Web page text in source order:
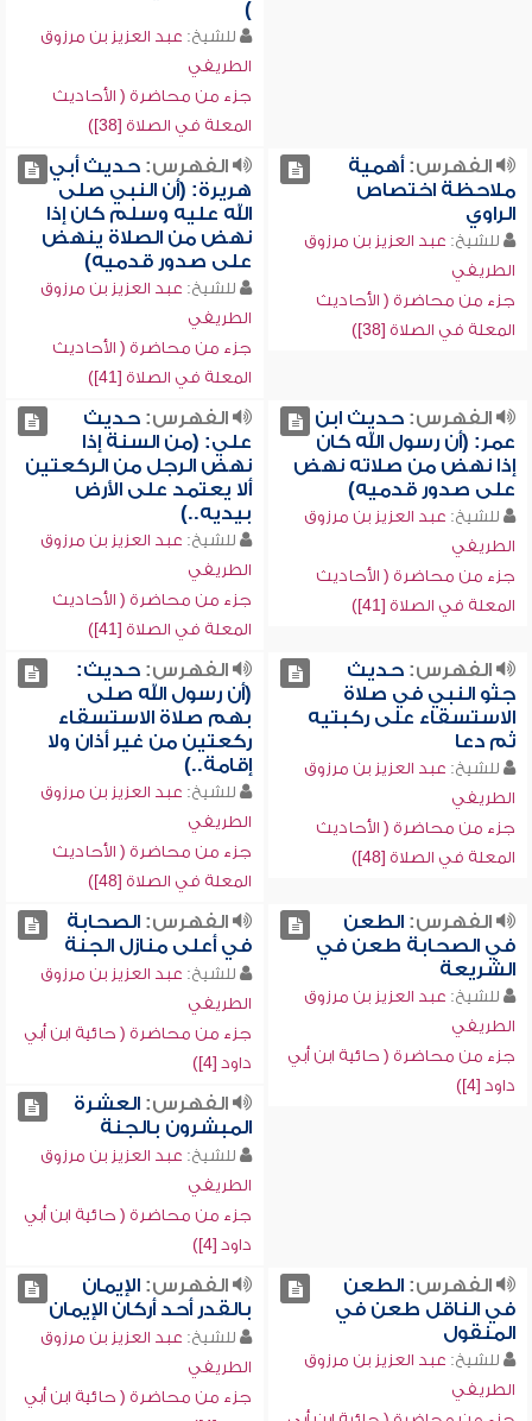
)
للشيخ: عبد العزيز بن مرزوق
الطريفي
جزء من محاضرة ( الأحاديث
المعلة في الصلاة [38])
الفهرس:أهمية
ملاحظة اختصاص
الراوي
للشيخ: عبد العزيز بن مرزوق
الطريفي
جزء من محاضرة ( الأحاديث
المعلة في الصلاة [38])
الفهرس:حديث أبي
هريرة: (أن النبي صلى
الله عليه وسلم كان إذا
نهض من الصلاة ينهض
على صدور قدميه)
للشيخ: عبد العزيز بن مرزوق
الطريفي
جزء من محاضرة ( الأحاديث
المعلة في الصلاة [41])
الفهرس:حديث ابن
عمر: (أن رسول الله كان
إذا نهض من صلاته نهض
على صدور قدميه)
للشيخ: عبد العزيز بن مرزوق
الطريفي
جزء من محاضرة ( الأحاديث
المعلة في الصلاة [41])
الفهرس:حديث
علي: (من السنة إذا
نهض الرجل من الركعتين
ألا يعتمد على الأرض
بيديه..)
للشيخ: عبد العزيز بن مرزوق
الطريفي
جزء من محاضرة ( الأحاديث
المعلة في الصلاة [41])
الفهرس:حديث
جثو النبي في صلاة
الاستسقاء على ركبتيه
ثم دعا
للشيخ: عبد العزيز بن مرزوق
الطريفي
جزء من محاضرة ( الأحاديث
المعلة في الصلاة [48])
الفهرس:حديث:
(أن رسول الله صلى
بهم صلاة الاستسقاء
ركعتين من غير أذان ولا
إقامة..)
للشيخ: عبد العزيز بن مرزوق
الطريفي
جزء من محاضرة ( الأحاديث
المعلة في الصلاة [48])
الفهرس:الطعن
في الصحابة طعن في
الشريعة
للشيخ: عبد العزيز بن مرزوق
الطريفي
جزء من محاضرة ( حائية ابن أبي
داود [4])
الفهرس:الصحابة
في أعلى منازل الجنة
للشيخ: عبد العزيز بن مرزوق
الطريفي
جزء من محاضرة ( حائية ابن أبي
داود [4])
الفهرس:العشرة
المبشرون بالجنة
للشيخ: عبد العزيز بن مرزوق
الطريفي
جزء من محاضرة ( حائية ابن أبي
داود [4])
الفهرس:الطعن
في الناقل طعن في
المنقول
للشيخ: عبد العزيز بن مرزوق
الطريفي
الفهرس:الإيمان
بالقدر أحد أركان الإيمان
للشيخ: عبد العزيز بن مرزوق
الطريفي
جزء من محاضرة ( حائية ابن أبي